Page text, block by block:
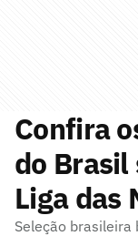
Confira
do Brasil
Liga das
Seleção